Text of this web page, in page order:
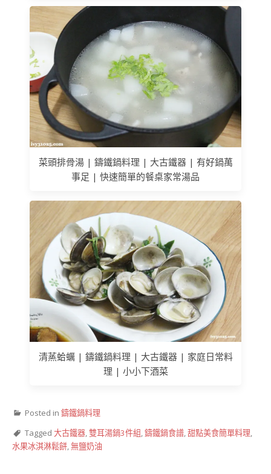
菜頭排骨湯 | 鑄鐵鍋料理 | 大古鐵器 | 有好鍋萬
事足 | 快速簡單的餐桌家常湯品
清蒸蛤蠣 | 鑄鐵鍋料理 | 大古鐵器 | 家庭日常料
理 | 小小下酒菜
Posted in 鑄鐵鍋料理
Tagged 大古鐵器,雙耳湯鍋3件組,鑄鐵鍋食譜,甜點美食簡單料理,
水果冰淇淋鬆餅,無鹽奶油